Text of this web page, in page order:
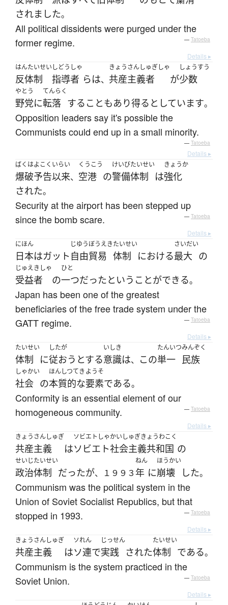
されました。
All political dissidents were purged under the
former regime.
— Tatoeba
Details ▸
はんたいせい
反体制
しどうしゃ
指導者 らは、
きょうさんしゅぎしゃ
共産主義者 が
しょうすう
少数
やとう
野党に
てんらく
転落 する こともあり得る としています。
Opposition leaders say it's possible the
Communists could end up in a small minority.
— Tatoeba
Details ▸
ばくはよこく
爆破予告
いらい
以来、
くうこう
空港 の
けいび
警備
たいせい
体制 は
きょうか
強化
された。
Security at the airport has been stepped up
since the bomb scare.
— Tatoeba
Details ▸
にほん
日本はガット
じゆう
自由
ぼうえき
貿易
たいせい
体制 における
さいだい
最大 の
じゅえきしゃ
受益者 の
ひと
一つだったという ことができる。
Japan has been one of the greatest
beneficiaries of the free trade system under the
GATT regime.
— Tatoeba
Details ▸
たいせい
体制 に
したが
従おう とする
いしき
意識は、 この
たんいつ
単一
みんぞく
民族
しゃかい
社会 の
ほんしつてき
本質的な
ようそ
要素である。
Conformity is an essential element of our
homogeneous community.
— Tatoeba
Details ▸
きょうさんしゅぎ
共産主義 は
ソビエトしゃかいしゅぎきょうわこく
ソビエト社会主義共和国 の
せいじたいせい
政治体制 だったが、１９９３
ねん
年 に
ほうかい
崩壊 した。
Communism was the political system in the
Union of Soviet Socialist Republics, but that
stopped in 1993.
— Tatoeba
Details ▸
きょうさんしゅぎ
共産主義 は
ソれん
ソ連で
じっせん
実践 された
たいせい
体制 である。
Communism is the system practiced in the
Soviet Union.
— Tatoeba
Details ▸